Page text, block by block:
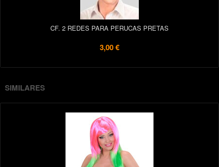
CF. 2 REDES PARA PERUCAS PRETAS
3,00 €
SIMILARES